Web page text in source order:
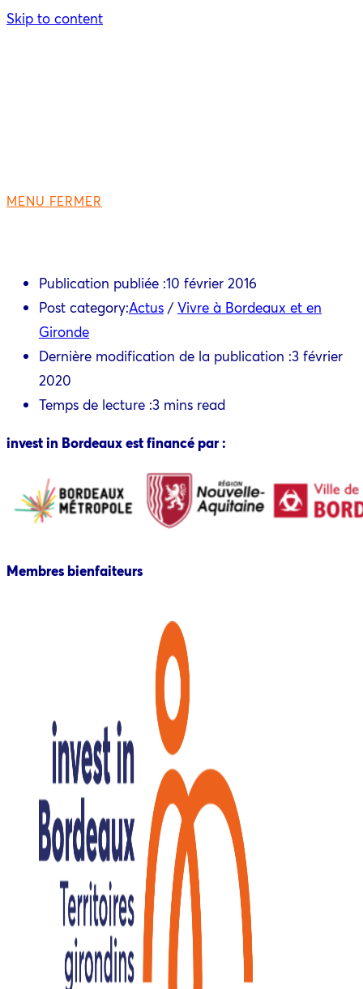
Skip to content
MENU FERMER
Publication publiée :10 février 2016
Post category:Actus / Vivre à Bordeaux et en
Gironde
Dernière modification de la publication :3 février
2020
Temps de lecture :3 mins read
invest in Bordeaux est financé par :
Membres bienfaiteurs